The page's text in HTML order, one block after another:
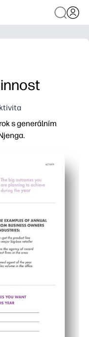
s generálním